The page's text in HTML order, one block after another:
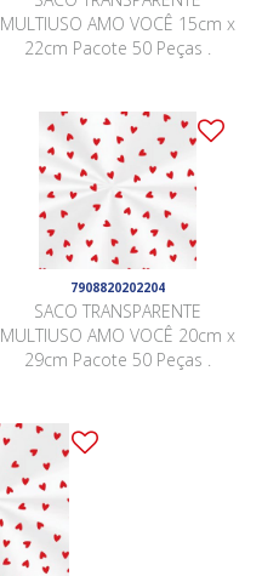
MULTIUSO AMO VOCÊ 15cm x
22cm Pacote 50 Peças .
7908820202204
SACO TRANSPARENTE
MULTIUSO AMO VOCÊ 20cm x
29cm Pacote 50 Peças .